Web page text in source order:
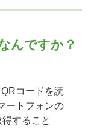
んですか？
コードを読
ートフォンの
すること